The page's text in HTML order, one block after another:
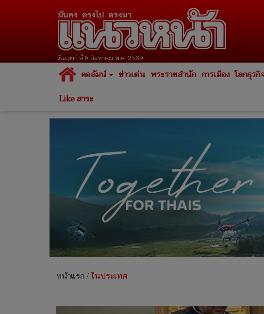
วันเสาร์ ที่ 8 สิงหาคม พ.ศ. 2569
คอลัมน์ ข่าวเด่น พระราชสำนัก การเมือง โลกธุรกิ
Like สาระ
หน้าแรก/ในประเทศ